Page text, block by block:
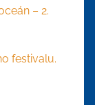
– 2.
festivalu.